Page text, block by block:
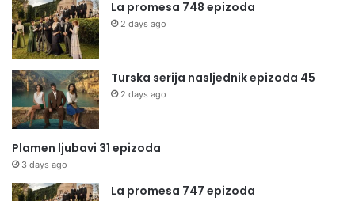
La promesa 748 epizoda
2 days ago
Turska serija nasljednik epizoda 45
2 days ago
Plamen ljubavi 31 epizoda
3 days ago
La promesa 747 epizoda